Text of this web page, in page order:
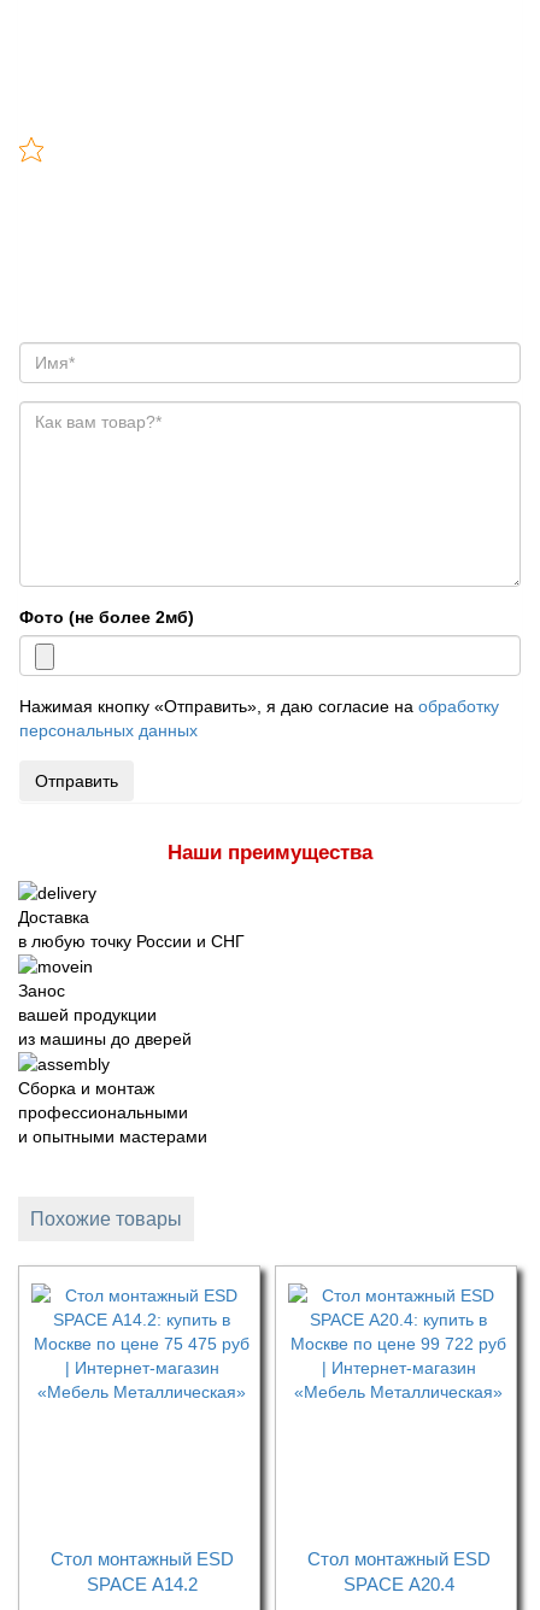
Фото (не более 2мб)
Нажимая кнопку «Отправить», я даю согласие на обработку
персональных данных
Отправить
Наши преимущества
Доставка
в любую точку России и СНГ
Занос
вашей продукции
из машины до дверей
Сборка и монтаж
профессиональными
и опытными мастерами
Похожие товары
Стол монтажный ESD
SPACE А14.2
Стол монтажный ESD
SPACE А20.4